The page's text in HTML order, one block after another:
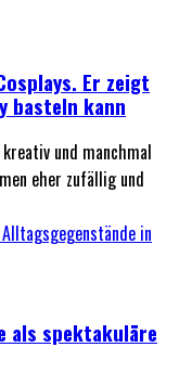
Er zeigt
basteln kann
und manchmal
eher zufällig und
als spektakuläre